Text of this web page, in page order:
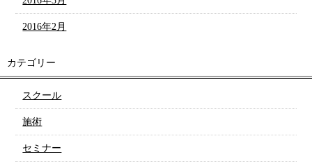
2016年2月
カテゴリー
スクール
施術
セミナー